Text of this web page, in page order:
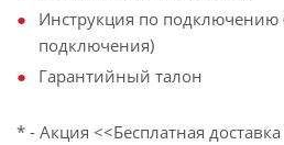
Инструкция по подключению
подключения)
Гарантийный талон
* - Акция <<Бесплатная